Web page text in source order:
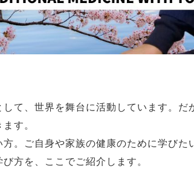
て、世界を舞台に活動しています。
す。
。ご自身や家族の健康のために学びた
方を、ここでご紹介します。